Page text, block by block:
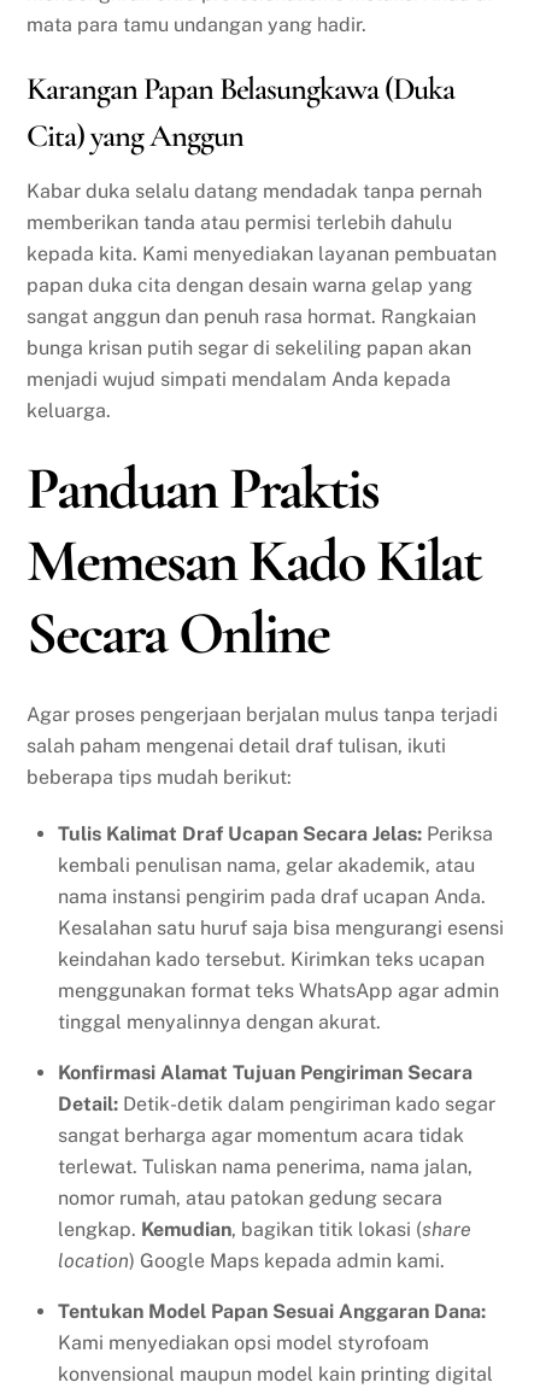
mata para tamu undangan yang hadir.
Karangan Papan Belasungkawa (Duka
Cita) yang Anggun
Kabar duka selalu datang mendadak tanpa pernah
memberikan tanda atau permisi terlebih dahulu
kepada kita. Kami menyediakan layanan pembuatan
papan duka cita dengan desain warna gelap yang
sangat anggun dan penuh rasa hormat. Rangkaian
bunga krisan putih segar di sekeliling papan akan
menjadi wujud simpati mendalam Anda kepada
keluarga.
Panduan Praktis
Memesan Kado Kilat
Secara Online
Agar proses pengerjaan berjalan mulus tanpa terjadi
salah paham mengenai detail draf tulisan, ikuti
beberapa tips mudah berikut:
Tulis Kalimat Draf Ucapan Secara Jelas: Periksa
kembali penulisan nama, gelar akademik, atau
nama instansi pengirim pada draf ucapan Anda.
Kesalahan satu huruf saja bisa mengurangi esensi
keindahan kado tersebut. Kirimkan teks ucapan
menggunakan format teks WhatsApp agar admin
tinggal menyalinnya dengan akurat.
Konfirmasi Alamat Tujuan Pengiriman Secara
Detail: Detik-detik dalam pengiriman kado segar
sangat berharga agar momentum acara tidak
terlewat. Tuliskan nama penerima, nama jalan,
nomor rumah, atau patokan gedung secara
lengkap. Kemudian, bagikan titik lokasi (share
location) Google Maps kepada admin kami.
Tentukan Model Papan Sesuai Anggaran Dana:
Kami menyediakan opsi model styrofoam
konvensional maupun model kain printing digital